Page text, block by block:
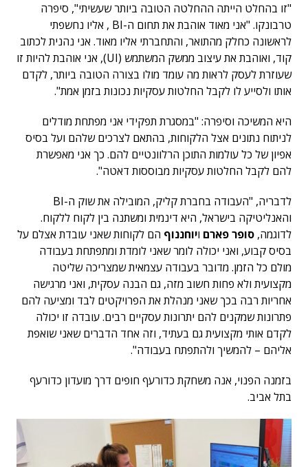
"זו בהחלט הייתה ההחלטה הטובה ביותר שעשיתי", סיפרה
טרבונקו. "אני מאוד אוהבת את תחום ה-BI , אליו נחשפתי
לראשונה כחלק מהתואר, והתחברתי אליו מאוד. אני נהנית לכתוב
קוד, ואוהבת את עיצוב ממשק המשתמש (UI), אני אוהבת להיות זו
שעוזרת לעסק לראות מה עומד מולו בצורה הטובה ביותר, לקדם
אותו ולסייע לו לקבל החלטות עסקיות נכונות בזמן אמת".
היא המשיכה וסיפרה: "במסגרת תפקידי אני מפתחת מודלים
לניתוח נתונים אצל הלקוחות, בהתאם לצרכים שלהם ועל בסיס
אפיון של כל עולמות התוכן הרלוונטיים להם. כך אני מאפשרת
להם לקבל החלטות עסקיות מבוססות דאטה".
לדבריה, "העבודה בחברת קליק, המובילה את שוק ה-BI
והאנליטיקה בישראל, היא דינמית ומשתנה בין לקוח ללקוח.
לדוגמה, סופר פארם ויוחננוף הם לקוחות שאני עובדת אצלם על
בסיס קבוע, ואני יכולה לומר שאני לומדת ומתפתחת בעבודה
מולם כל הזמן. מדובר בעבודה עצמאית שמצריכה שליטה
מקצועית ולא פחות חשוב מזה, גם הבנה עסקית, ואני מרגישה
אחריות רבה בכך שאני מנהלת את הפרויקטים לבד ומציעה להם
פתרונות שמקנים להם יתרונות עסקיים רבים. עובדה זו יכולה
לקדם אותי מקצועית גם בעתיד, וזה אחד הדברים שאני שואפת
אליהם – להמשיך ולהתפתח בעבודה".
בזמנה הפנוי, אנה משחקת כדורעף חופים דרך מועדון כדורעף
בתל אביב.